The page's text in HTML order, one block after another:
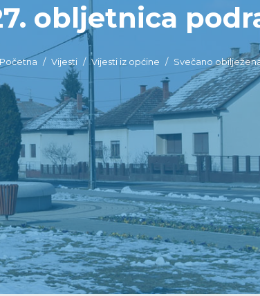
obljetnica
Početna Vijesti Vijesti iz općine Svečano